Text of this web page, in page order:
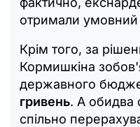
отримали умовний
Крім того, за
Кормишкіна
державного
гривень. А обидва
спільно